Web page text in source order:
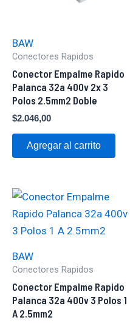
BAW
Conectores Rapidos
Conector Empalme Rapido
Palanca 32a 400v 2x 3
Polos 2.5mm2 Doble
$2.046,00
Agregar al carrito
BAW
Conectores Rapidos
Conector Empalme Rapido
Palanca 32a 400v 3 Polos 1
A 2.5mm2